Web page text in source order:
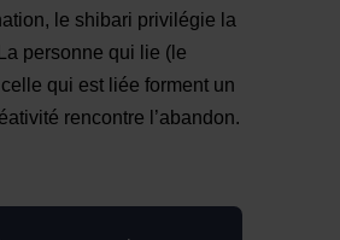
le shibari privilégie la
personne qui lie (le
qui est liée forment un
rencontre l’abandon.